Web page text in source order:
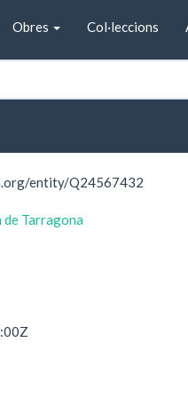
Obres
Col·leccions
d'Art Modern de
(Museu
entity/Q24567432
Tarragona